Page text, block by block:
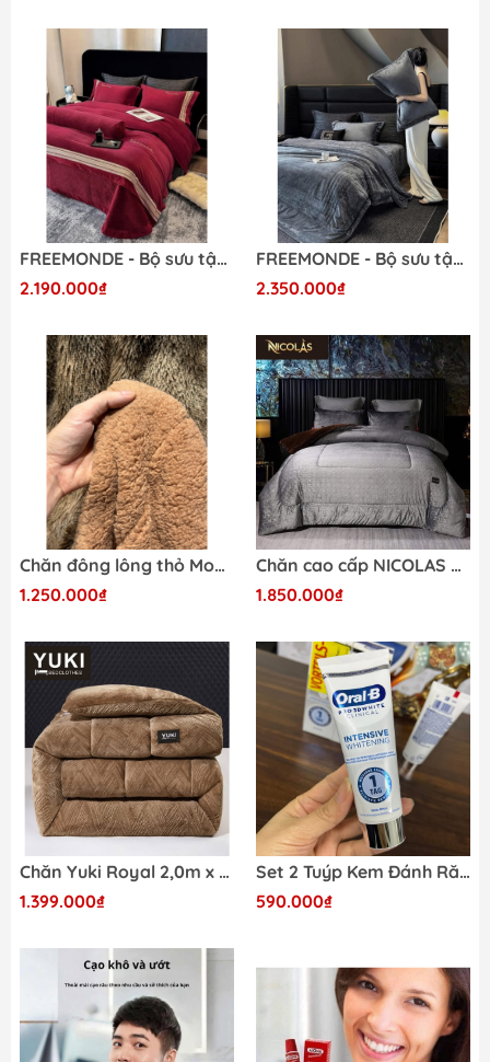
FREEMONDE - Bộ sưu tập chăn ga gối (gồm 5 món)
2.190.000₫
FREEMONDE - Bộ sưu tập nỉ nhung Kim Sa cao cấp (gồm 5 món)
2.350.000₫
Chăn đông lông thỏ Monte Clara by JONA K (kích thước 200x230cm)
1.250.000₫
Chăn cao cấp NICOLAS CASPER LUXURY size 200x230cm
1.850.000₫
Chăn Yuki Royal 2,0m x 2,3m, 4,5kg (hết số 5,6,7,9)
1.399.000₫
Set 2 Tuýp Kem Đánh Răng Làm Trắng Răng Chuyên Sâu PRO 3D White Clinical Intensive Whitening - Tuýp 75ml
590.000₫